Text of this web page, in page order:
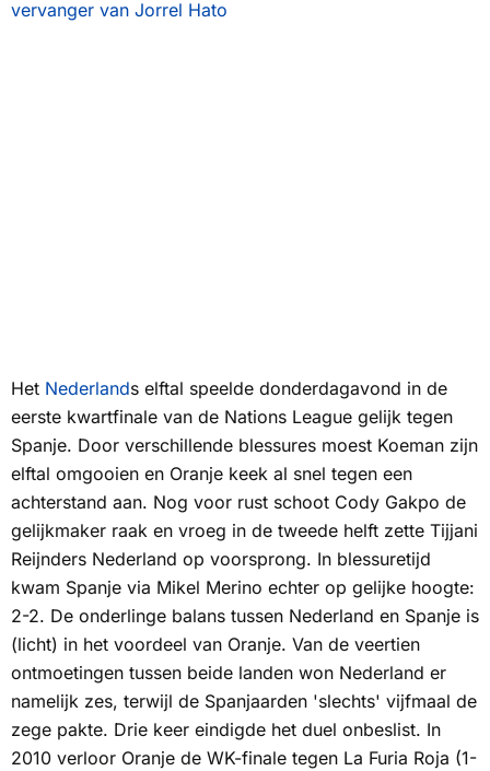
vervanger van Jorrel Hato
Het Nederlands elftal speelde donderdagavond in de
eerste kwartfinale van de Nations League gelijk tegen
Spanje. Door verschillende blessures moest Koeman zijn
elftal omgooien en Oranje keek al snel tegen een
achterstand aan. Nog voor rust schoot Cody Gakpo de
gelijkmaker raak en vroeg in de tweede helft zette Tijjani
Reijnders Nederland op voorsprong. In blessuretijd
kwam Spanje via Mikel Merino echter op gelijke hoogte:
2-2. De onderlinge balans tussen Nederland en Spanje is
(licht) in het voordeel van Oranje. Van de veertien
ontmoetingen tussen beide landen won Nederland er
namelijk zes, terwijl de Spanjaarden 'slechts' vijfmaal de
zege pakte. Drie keer eindigde het duel onbeslist. In
2010 verloor Oranje de WK-finale tegen La Furia Roja (1-